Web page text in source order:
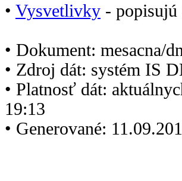
• Vysvetlivky -
• Dokument: mesacna/
• Zdroj dát: systém IS
• Platnosť dát:
19:13
• Generované: